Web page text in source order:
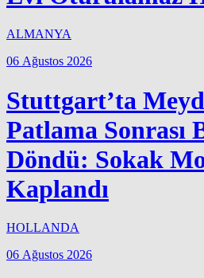
ALMANYA
06 Ağustos 2026
Stuttgart’ta
Patlama Sonrası
Döndü: Sokak
Kaplandı
HOLLANDA
06 Ağustos 2026